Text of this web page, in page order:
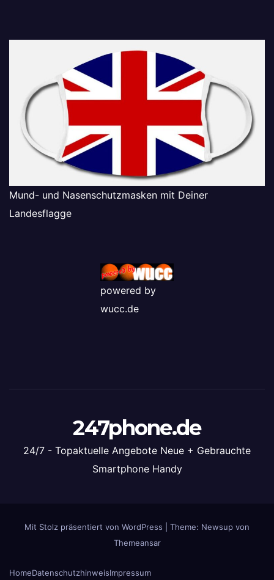
Mund- und Nasenschutzmasken mit Deiner
Landesflagge
powered by
wucc.de
247phone.de
24/7 - Topaktuelle Angebote Neue + Gebrauchte
Smartphone Handy
Mit Stolz präsentiert von WordPress
Theme: Newsup von
Themeansar
HomeDatenschutzhinweisImpressum